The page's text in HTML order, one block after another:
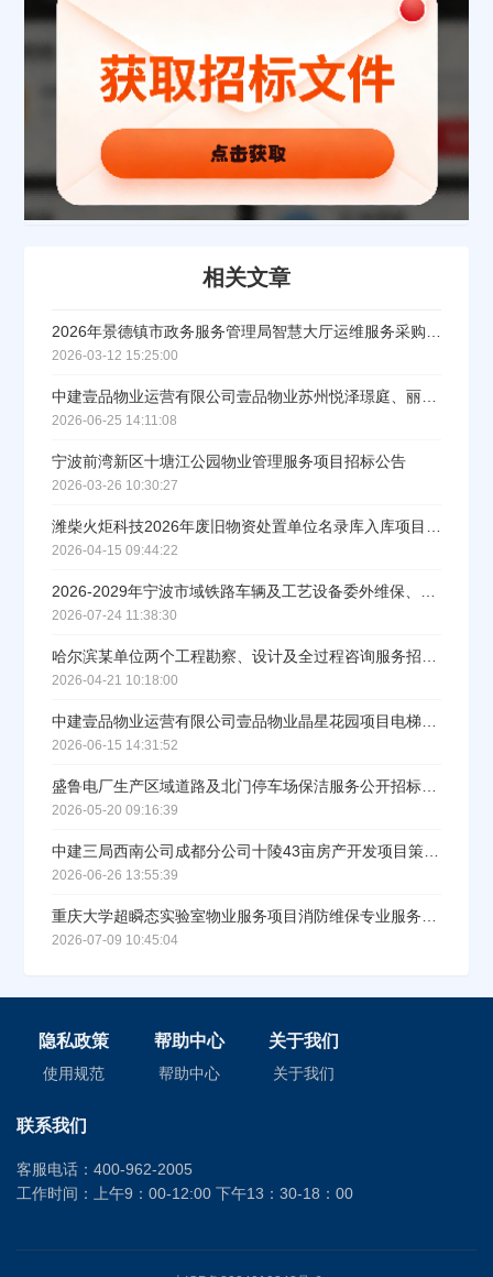
相关文章
2026年景德镇市政务服务管理局智慧大厅运维服务采购项目招标
2026-03-12 15:25:00
中建壹品物业运营有限公司壹品物业苏州悦泽璟庭、丽泽璟庭、润泽璟庭项目绿化养护服务联采采购公告
2026-06-25 14:11:08
宁波前湾新区十塘江公园物业管理服务项目招标公告
2026-03-26 10:30:27
潍柴火炬科技2026年废旧物资处置单位名录库入库项目招标公告
2026-04-15 09:44:22
2026-2029年宁波市域铁路车辆及工艺设备委外维保、列车保洁服务采购项目招标公告
2026-07-24 11:38:30
哈尔滨某单位两个工程勘察、设计及全过程咨询服务招标公告
2026-04-21 10:18:00
中建壹品物业运营有限公司壹品物业晶星花园项目电梯维保服务竞价采购招标公告
2026-06-15 14:31:52
盛鲁电厂生产区域道路及北门停车场保洁服务公开招标项目招标公告
2026-05-20 09:16:39
中建三局西南公司成都分公司十陵43亩房产开发项目策划服务工程招标公告
2026-06-26 13:55:39
重庆大学超瞬态实验室物业服务项目消防维保专业服务竞价采购招标公告
2026-07-09 10:45:04
隐私政策
使用规范
帮助中心
帮助中心
关于我们
关于我们
联系我们
客服电话：400-962-2005
工作时间：上午9：00-12:00 下午13：30-18：00
填写联系电话后会有服务中心的工作人员给您致电！
立即入驻